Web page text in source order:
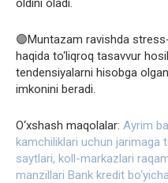
🟣Muntazam ravishda
haqida to‘liqroq tasavvur
tendensiyalarni hisobga
imkonini beradi.
O‘xshash maqolalar: Ayrim
kamchiliklari uchun jarimaga
saytlari, koll-markazlari
manzillari Bank kredit